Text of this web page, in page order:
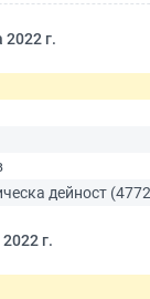
2022 г.
дейност
г.